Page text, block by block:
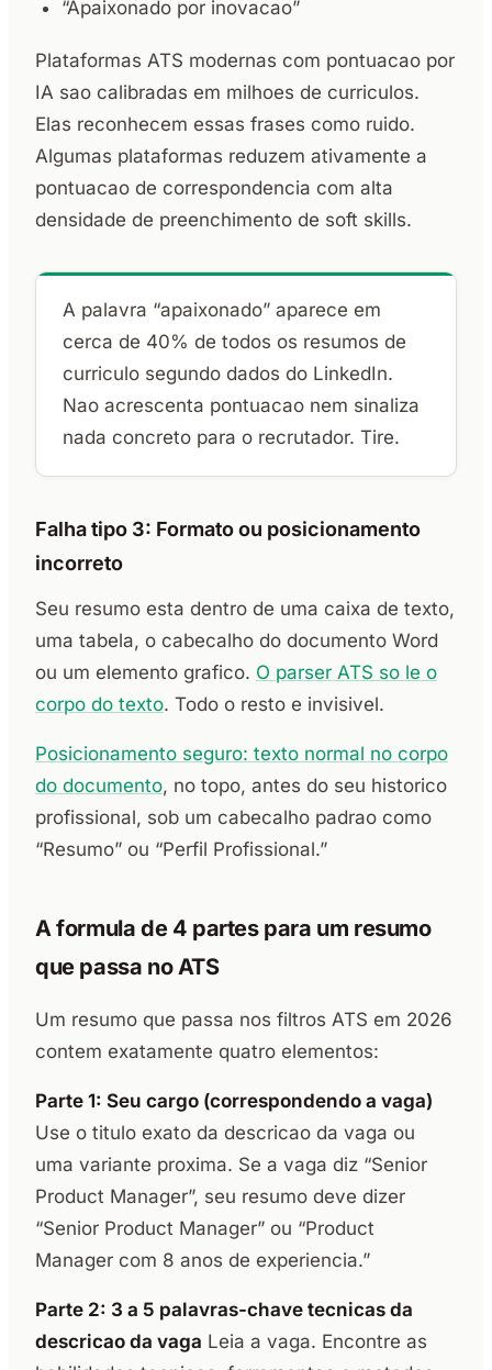
“Apaixonado por inovacao”
Plataformas ATS modernas com pontuacao por
IA sao calibradas em milhoes de curriculos.
Elas reconhecem essas frases como ruido.
Algumas plataformas reduzem ativamente a
pontuacao de correspondencia com alta
densidade de preenchimento de soft skills.
A palavra “apaixonado” aparece em
cerca de 40% de todos os resumos de
curriculo segundo dados do LinkedIn.
Nao acrescenta pontuacao nem sinaliza
nada concreto para o recrutador. Tire.
Falha tipo 3: Formato ou posicionamento
incorreto
Seu resumo esta dentro de uma caixa de texto,
uma tabela, o cabecalho do documento Word
ou um elemento grafico. O parser ATS so le o
corpo do texto. Todo o resto e invisivel.
Posicionamento seguro: texto normal no corpo
do documento, no topo, antes do seu historico
profissional, sob um cabecalho padrao como
“Resumo” ou “Perfil Profissional.”
A formula de 4 partes para um resumo
que passa no ATS
Um resumo que passa nos filtros ATS em 2026
contem exatamente quatro elementos:
Parte 1: Seu cargo (correspondendo a vaga)
Use o titulo exato da descricao da vaga ou
uma variante proxima. Se a vaga diz “Senior
Product Manager”, seu resumo deve dizer
“Senior Product Manager” ou “Product
Manager com 8 anos de experiencia.”
Parte 2: 3 a 5 palavras-chave tecnicas da
descricao da vaga Leia a vaga. Encontre as